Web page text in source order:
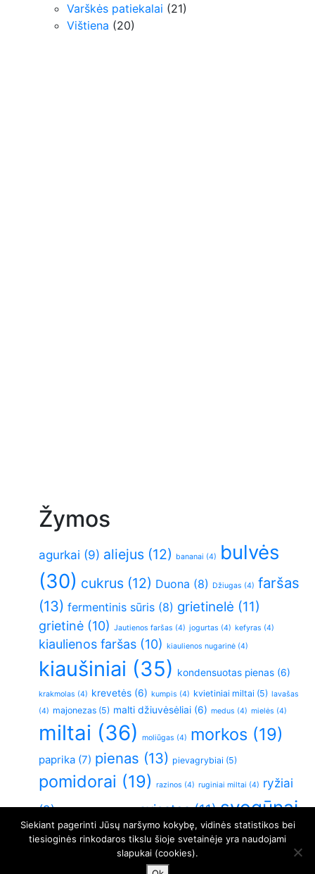
Varškės patiekalai (21)
Vištiena (20)
Žymos
agurkai (9) aliejus (12) bananai (4)
bulvės
(30) cukrus (12) Duona (8) Džiugas (4) faršas
(13) fermentinis sūris (8) grietinelė (11)
grietinė (10) Jautienos faršas (4) jogurtas (4) kefyras (4)
kiaulienos faršas (10) kiaulienos nugarinė (4)
kiaušiniai (35) kondensuotas pienas (6)
krakmolas (4) krevetės (6) kumpis (4) kvietiniai miltai (5) lavašas
(4) majonezas (5) malti džiuvėsėliai (6) medus (4) mielės (4)
miltai (36) moliūgas (4) morkos (19)
paprika (7) pienas (13) pievagrybiai (5)
pomidorai (19) razinos (4) ruginiai miltai (4) ryžiai
(9)
sviestas(11) svogūnai
(26) Varškė(21) virtos bulvės (5) vištiena(6)
vištienos krūtinėlė(11) česnakai
Siekiant pagerinti Jūsų naršymo kokybę, vidinės statistikos bei
tiesioginės rinkodaros tikslu šioje svetainėje yra naudojami
slapukai (cookies).